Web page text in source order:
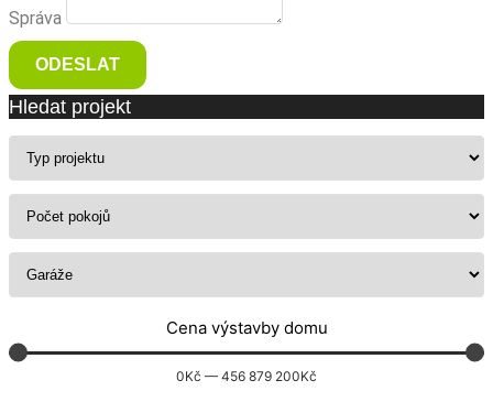
Správa
ODESLAT
Hledat projekt
Cena výstavby domu
0Kč — 456 879 200Kč